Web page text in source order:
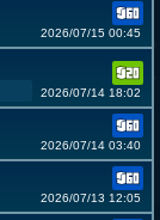
2026/07/15 00:45
2026/07/14 18:02
2026/07/14 03:40
2026/07/13 12:05